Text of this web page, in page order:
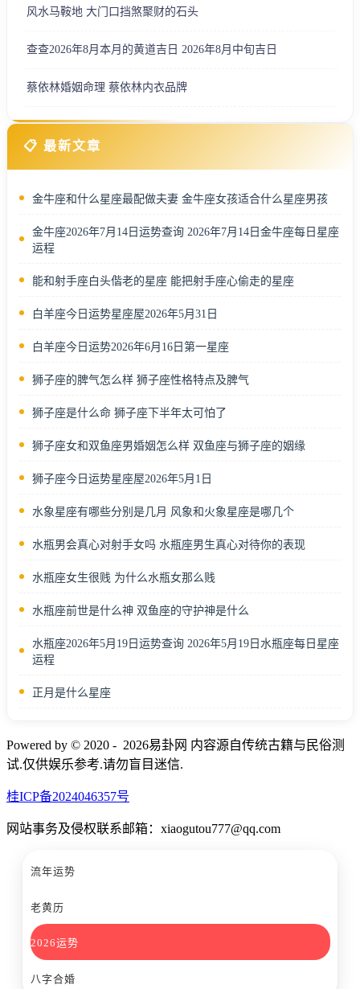
风水马鞍地 大门口挡煞聚财的石头
查查2026年8月本月的黄道吉日 2026年8月中旬吉日
蔡依林婚姻命理 蔡依林内衣品牌
📋 最新文章
金牛座和什么星座最配做夫妻 金牛座女孩适合什么星座男孩
金牛座2026年7月14日运势查询 2026年7月14日金牛座每日星座
运程
能和射手座白头偕老的星座 能把射手座心偷走的星座
白羊座今日运势星座屋2026年5月31日
白羊座今日运势2026年6月16日第一星座
狮子座的脾气怎么样 狮子座性格特点及脾气
狮子座是什么命 狮子座下半年太可怕了
狮子座女和双鱼座男婚姻怎么样 双鱼座与狮子座的姻缘
狮子座今日运势星座屋2026年5月1日
水象星座有哪些分别是几月 风象和火象星座是哪几个
水瓶男会真心对射手女吗 水瓶座男生真心对待你的表现
水瓶座女生很贱 为什么水瓶女那么贱
水瓶座前世是什么神 双鱼座的守护神是什么
水瓶座2026年5月19日运势查询 2026年5月19日水瓶座每日星座
运程
正月是什么星座
Powered by © 2020 - 2026易卦网 内容源自传统古籍与民俗测
试.仅供娱乐参考.请勿盲目迷信.
桂ICP备2024046357号
网站事务及侵权联系邮箱：xiaogutou777@qq.com
流年运势
老黄历
2026运势
八字合婚